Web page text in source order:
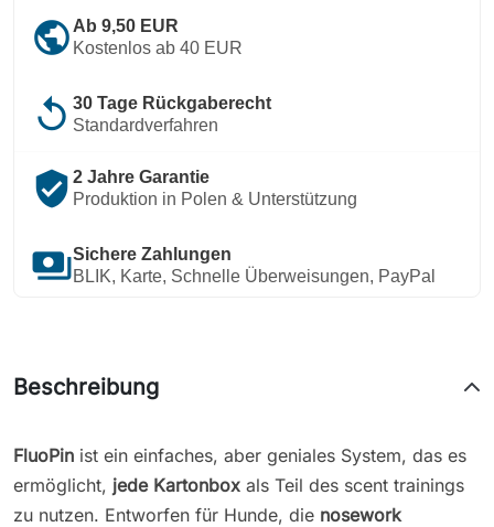
public Ab 9,50 EUR
Kostenlos ab 40 EUR
replay 30 Tage Rückgaberecht
Standardverfahren
verified_user 2 Jahre Garantie
Produktion in Polen & Unterstützung
paymentsSichere Zahlungen
BLIK, Karte, Schnelle Überweisungen, PayPal
Beschreibung
FluoPin ist ein einfaches, aber geniales System, das es
ermöglicht, jede Kartonbox als Teil des scent trainings
zu nutzen. Entworfen für Hunde, die nosework